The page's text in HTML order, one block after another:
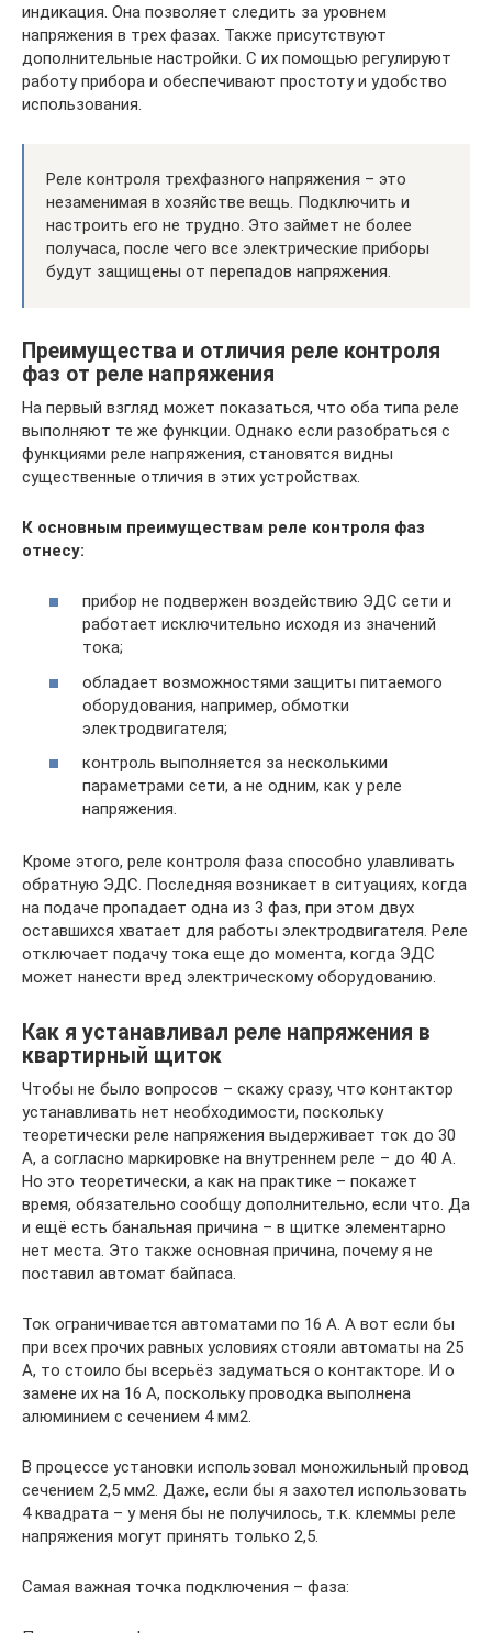
индикация. Она позволяет следить за уровнем
напряжения в трех фазах. Также присутствуют
дополнительные настройки. С их помощью регулируют
работу прибора и обеспечивают простоту и удобство
использования.
Реле контроля трехфазного напряжения – это
незаменимая в хозяйстве вещь. Подключить и
настроить его не трудно. Это займет не более
получаса, после чего все электрические приборы
будут защищены от перепадов напряжения.
Преимущества и отличия реле контроля
фаз от реле напряжения
На первый взгляд может показаться, что оба типа реле
выполняют те же функции. Однако если разобраться с
функциями реле напряжения, становятся видны
существенные отличия в этих устройствах.
К основным преимуществам реле контроля фаз
отнесу:
прибор не подвержен воздействию ЭДС сети и
работает исключительно исходя из значений
тока;
обладает возможностями защиты питаемого
оборудования, например, обмотки
электродвигателя;
контроль выполняется за несколькими
параметрами сети, а не одним, как у реле
напряжения.
Кроме этого, реле контроля фаза способно улавливать
обратную ЭДС. Последняя возникает в ситуациях, когда
на подаче пропадает одна из 3 фаз, при этом двух
оставшихся хватает для работы электродвигателя. Реле
отключает подачу тока еще до момента, когда ЭДС
может нанести вред электрическому оборудованию.
Как я устанавливал реле напряжения в
квартирный щиток
Чтобы не было вопросов – скажу сразу, что контактор
устанавливать нет необходимости, поскольку
теоретически реле напряжения выдерживает ток до 30
А, а согласно маркировке на внутреннем реле – до 40 А.
Но это теоретически, а как на практике – покажет
время, обязательно сообщу дополнительно, если что. Да
и ещё есть банальная причина – в щитке элементарно
нет места. Это также основная причина, почему я не
поставил автомат байпаса.
Ток ограничивается автоматами по 16 А. А вот если бы
при всех прочих равных условиях стояли автоматы на 25
А, то стоило бы всерьёз задуматься о контакторе. И о
замене их на 16 А, поскольку проводка выполнена
алюминием с сечением 4 мм2.
В процессе установки использовал моножильный провод
сечением 2,5 мм2. Даже, если бы я захотел использовать
4 квадрата – у меня бы не получилось, т.к. клеммы реле
напряжения могут принять только 2,5.
Самая важная точка подключения – фаза: